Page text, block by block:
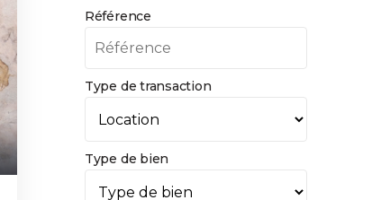
Référence
Type de transaction
Type de bien